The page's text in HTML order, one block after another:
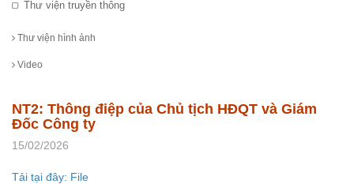
Thư viện truyền thông
Thư viện hình ảnh
Video
NT2: Thông điệp của Chủ tịch HĐQT và Giám
Đốc Công ty
15/02/2026
Tải tại đây: File